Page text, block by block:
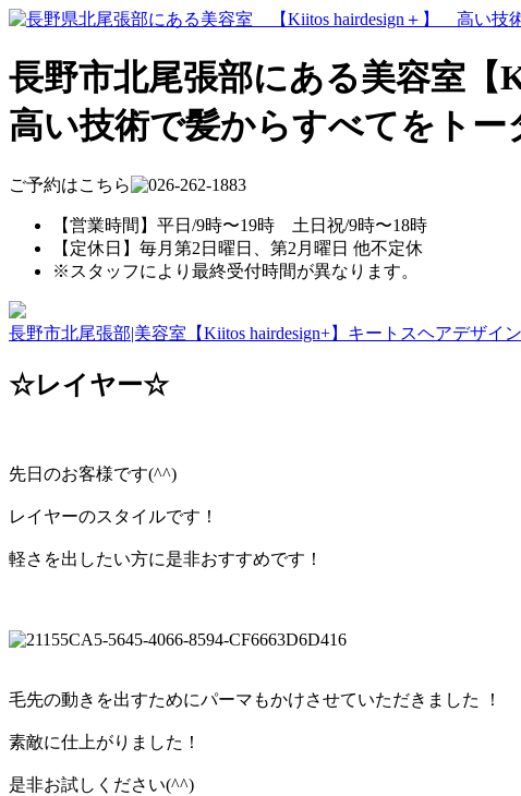
長野市北尾張部にある美容室【
高い技術で髪からすべてをトー
ご予約はこちら
【営業時間】平日/9時〜19時 土日祝/9時〜18時
【定休日】毎月第2日曜日、第2月曜日 他不定休
※スタッフにより最終受付時間が異なります。
長野市北尾張部|美容室【Kiitos hairdesign+】キートスヘアデザイン
☆レイヤー☆
先日のお客様です(^^)
レイヤーのスタイルです！
軽さを出したい方に是非おすすめです！
毛先の動きを出すためにパーマもかけさせていただきました ！
素敵に仕上がりました！
是非お試しください(^^)